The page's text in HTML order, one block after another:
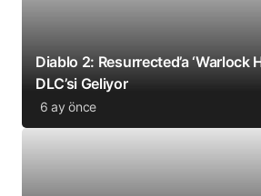
Diablo 2: Resurrected’a ‘Warlock
DLC’si Geliyor
6 ay önce